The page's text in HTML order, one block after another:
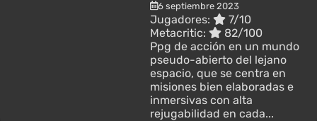
6 septiembre 2023
Jugadores:
7/10
Metacritic:
82/100
Рpg de acción en un mundo
pseudo-abierto del lejano
espacio, que se centra en
misiones bien elaboradas e
inmersivas con alta
rejugabilidad en cada...